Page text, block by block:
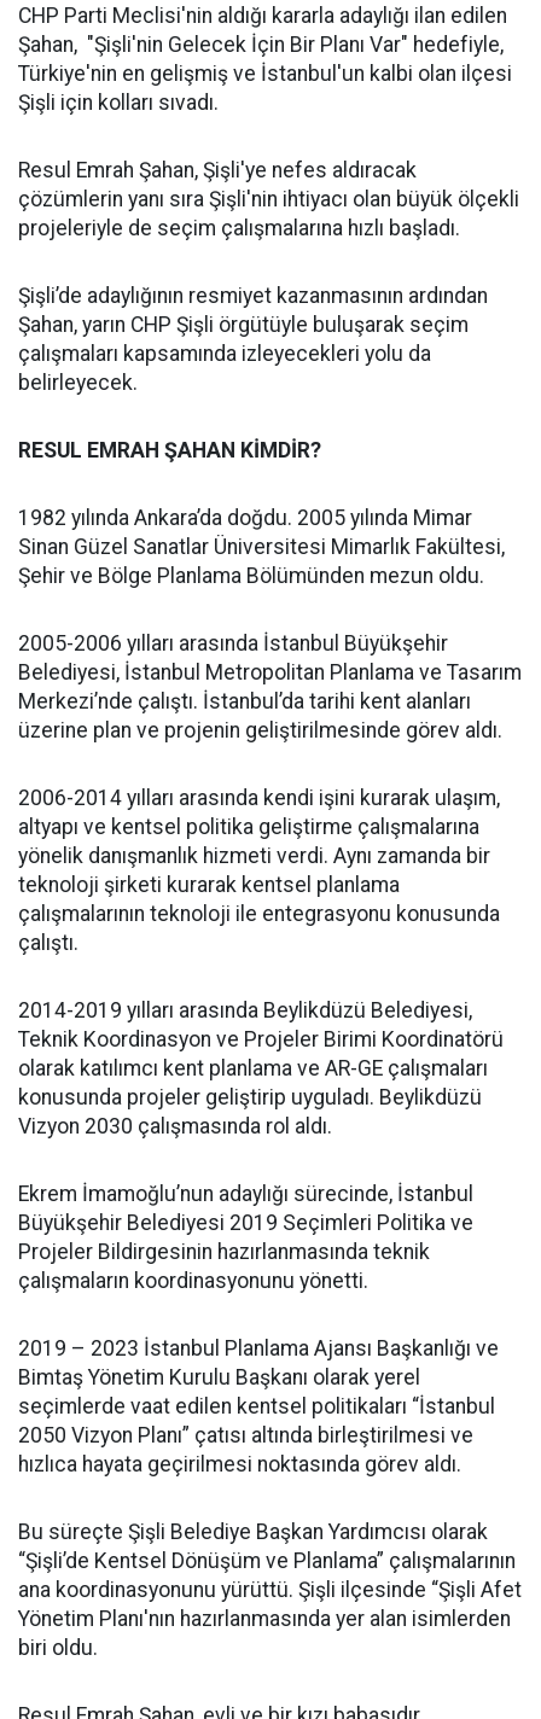
CHP Parti Meclisi'nin aldığı kararla adaylığı ilan edilen
Şahan, "Şişli'nin Gelecek İçin Bir Planı Var" hedefiyle,
Türkiye'nin en gelişmiş ve İstanbul'un kalbi olan ilçesi
Şişli için kolları sıvadı.
Resul Emrah Şahan, Şişli'ye nefes aldıracak
çözümlerin yanı sıra Şişli'nin ihtiyacı olan büyük ölçekli
projeleriyle de seçim çalışmalarına hızlı başladı.
Şişli’de adaylığının resmiyet kazanmasının ardından
Şahan, yarın CHP Şişli örgütüyle buluşarak seçim
çalışmaları kapsamında izleyecekleri yolu da
belirleyecek.
RESUL EMRAH ŞAHAN KİMDİR?
1982 yılında Ankara’da doğdu. 2005 yılında Mimar
Sinan Güzel Sanatlar Üniversitesi Mimarlık Fakültesi,
Şehir ve Bölge Planlama Bölümünden mezun oldu.
2005-2006 yılları arasında İstanbul Büyükşehir
Belediyesi, İstanbul Metropolitan Planlama ve Tasarım
Merkezi’nde çalıştı. İstanbul’da tarihi kent alanları
üzerine plan ve projenin geliştirilmesinde görev aldı.
2006-2014 yılları arasında kendi işini kurarak ulaşım,
altyapı ve kentsel politika geliştirme çalışmalarına
yönelik danışmanlık hizmeti verdi. Aynı zamanda bir
teknoloji şirketi kurarak kentsel planlama
çalışmalarının teknoloji ile entegrasyonu konusunda
çalıştı.
2014-2019 yılları arasında Beylikdüzü Belediyesi,
Teknik Koordinasyon ve Projeler Birimi Koordinatörü
olarak katılımcı kent planlama ve AR-GE çalışmaları
konusunda projeler geliştirip uyguladı. Beylikdüzü
Vizyon 2030 çalışmasında rol aldı.
Ekrem İmamoğlu’nun adaylığı sürecinde, İstanbul
Büyükşehir Belediyesi 2019 Seçimleri Politika ve
Projeler Bildirgesinin hazırlanmasında teknik
çalışmaların koordinasyonunu yönetti.
2019 – 2023 İstanbul Planlama Ajansı Başkanlığı ve
Bimtaş Yönetim Kurulu Başkanı olarak yerel
seçimlerde vaat edilen kentsel politikaları “İstanbul
2050 Vizyon Planı” çatısı altında birleştirilmesi ve
hızlıca hayata geçirilmesi noktasında görev aldı.
Bu süreçte Şişli Belediye Başkan Yardımcısı olarak
“Şişli’de Kentsel Dönüşüm ve Planlama” çalışmalarının
ana koordinasyonunu yürüttü. Şişli ilçesinde “Şişli Afet
Yönetim Planı'nın hazırlanmasında yer alan isimlerden
biri oldu.